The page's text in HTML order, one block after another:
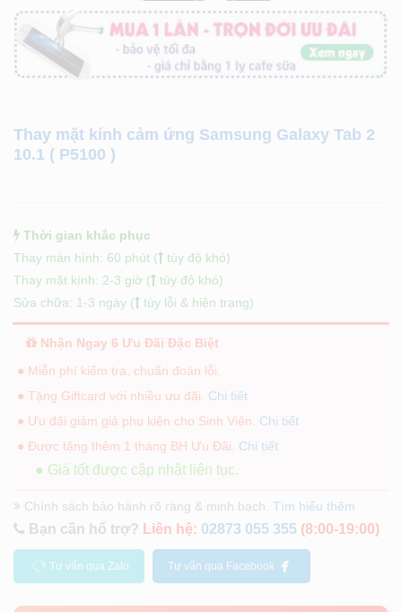
Thay mặt kính cảm ứng Samsung Galaxy Tab 2
10.1 ( P5100 )
Thời gian khắc phục
Thay màn hình: 60 phút (
tùy độ khó)
Thay mặt kính: 2-3 giờ (
tùy độ khó)
Sửa chữa: 1-3 ngày (
tùy lỗi & hiện trạng)
Nhận Ngay 6 Ưu Đãi Đặc Biệt
● Miễn phí kiểm tra, chuẩn đoán lỗi.
● Tặng Giftcard với nhiều ưu đãi. Chi tiết
● Ưu đãi giảm giá phụ kiện cho Sinh Viên. Chi tiết
● Được tặng thêm 1 tháng BH Ưu Đãi. Chi tiết
● Giá tốt được cập nhật liên tục.
Chính sách bảo hành rõ ràng & minh bạch. Tìm hiểu thêm
Bạn cần hổ trợ? Liên hệ: 02873 055 355 (8:00-19:00)
Tư vấn qua Zalo Tư vấn qua Facebook